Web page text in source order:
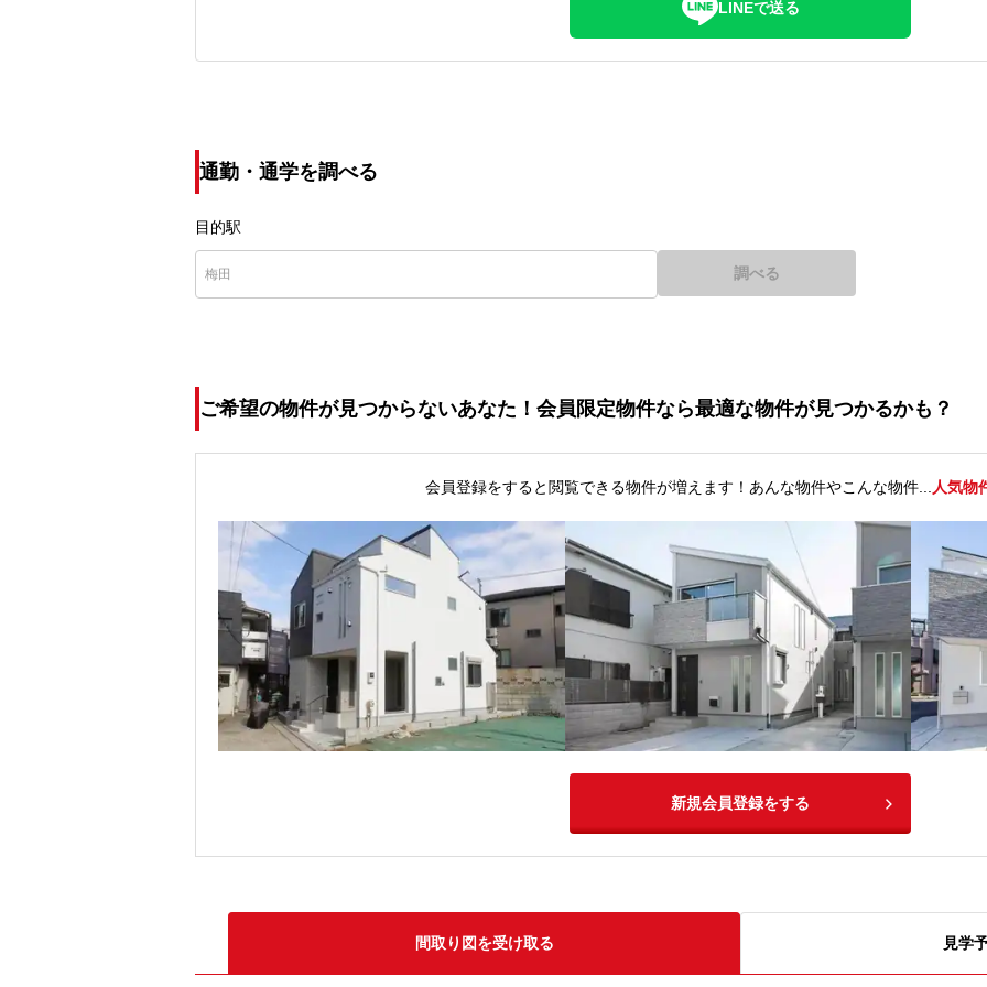
LINEで送る
通勤・通学を調べる
目的駅
調べる
ご希望の物件が見つからないあなた！会員限定物件なら最適な物件が見つかるかも？
会員登録をすると閲覧できる物件が増えます！あんな物件やこんな物件...人気物
新規会員登録をする
間取り図を受け取る 見学